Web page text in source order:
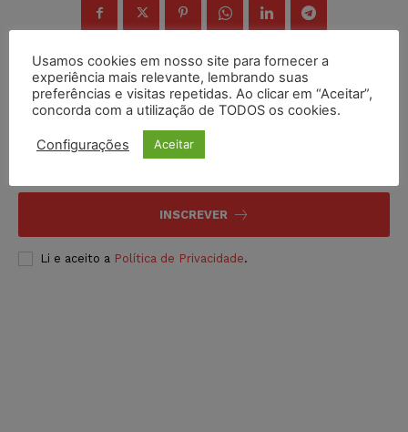
Inscreva-se
INSCREVER
Li e aceito a Política de Privacidade.
Usamos cookies em nosso site para fornecer a
experiência mais relevante, lembrando suas
preferências e visitas repetidas. Ao clicar em “Aceitar”,
concorda com a utilização de TODOS os cookies.
Configurações Aceitar